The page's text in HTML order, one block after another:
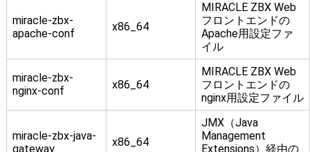
miracle-zbx-
apache-conf
x86_64
MIRACLE ZBX Web
フロントエンドの
Apache用設定ファ
イル
miracle-zbx-
nginx-conf
x86_64
MIRACLE ZBX Web
フロントエンドの
nginx用設定ファイル
miracle-zbx-java-
gateway
x86_64
JMX（Java
Management
Extensions）経由の